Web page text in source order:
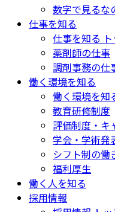
数字で見るな
仕事を知る
仕事を知る
薬剤師の仕事
調剤事務の仕
働く環境を知る
働く環境を知
教育研修制度
評価制度・キ
学会・学術発
シフト制の働
福利厚生
働く人を知る
採用情報